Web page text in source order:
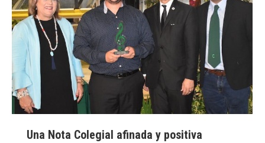
Una Nota Colegial afinada y positiva